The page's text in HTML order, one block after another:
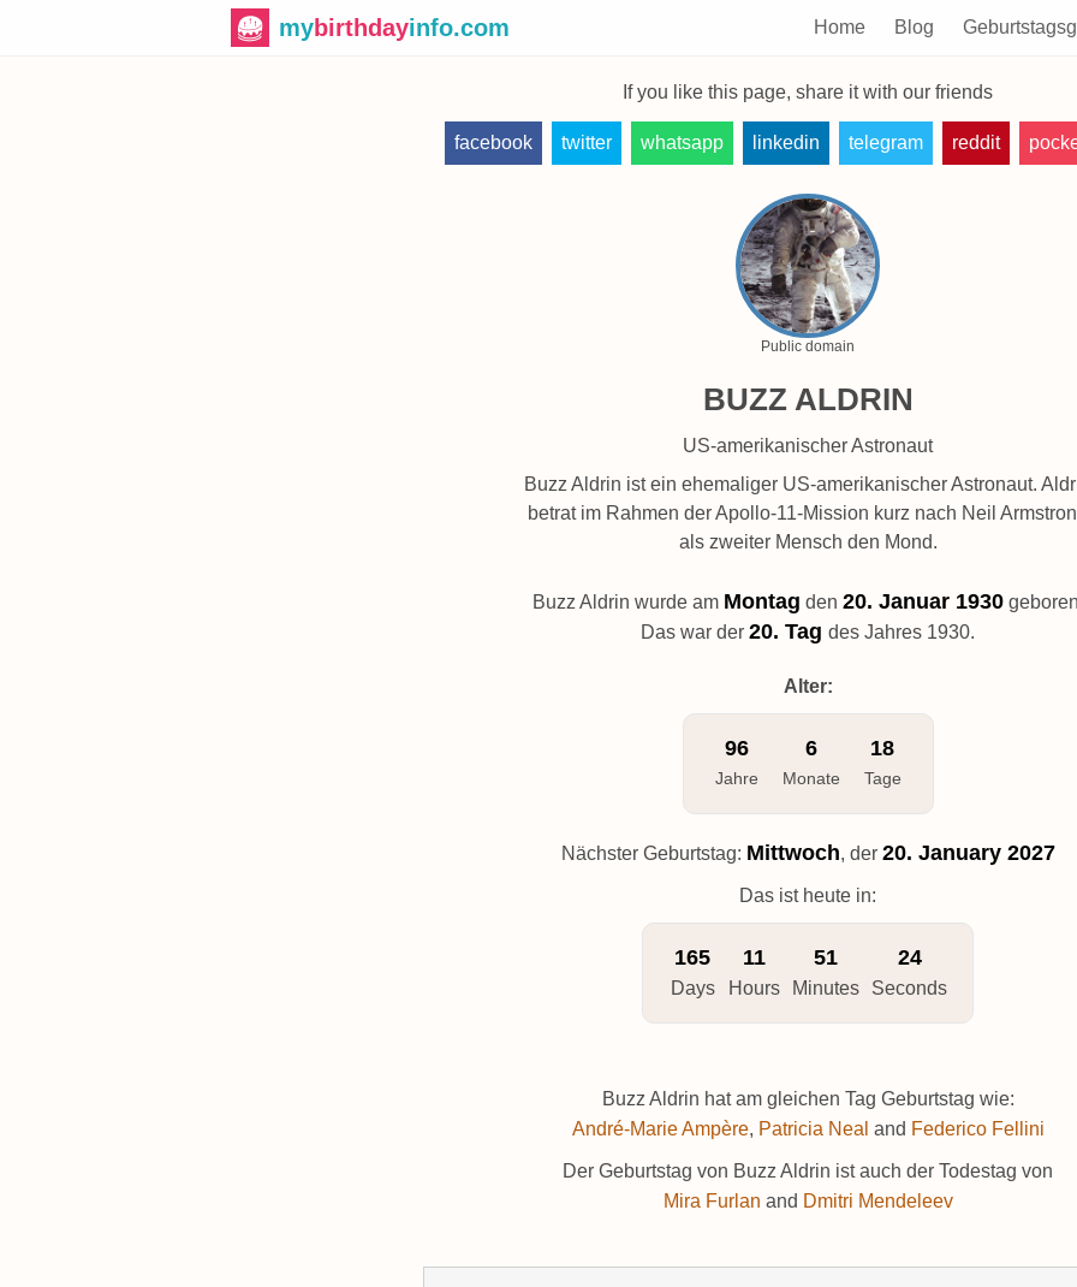
mybirthdayinfo.com Home Blog
If you like this page, share it with our friends
facebook twitter whatsapp linkedin telegram reddit
Public domain
BUZZ ALDRIN
US-amerikanischer Astronaut
Buzz Aldrin ist ein ehemaliger US-amerikanischer Astronaut.
betrat im Rahmen der Apollo-11-Mission kurz nach Neil
als zweiter Mensch den Mond.
Buzz Aldrin wurde am Montag den 20. Januar 1930
Das war der 20. Tag des Jahres 1930.
Alter:
96
Jahre
6
Monate
18
Tage
Nächster Geburtstag: Mittwoch, der 20. January 2027
Das ist heute in:
165
Days
11
Hours
51
Minutes
23
Seconds
Buzz Aldrin hat am gleichen Tag Geburtstag wie:
André-Marie Ampère, Patricia Neal and Federico Fellini
Der Geburtstag von Buzz Aldrin ist auch der Todestag von
Mira Furlan and Dmitri Mendeleev